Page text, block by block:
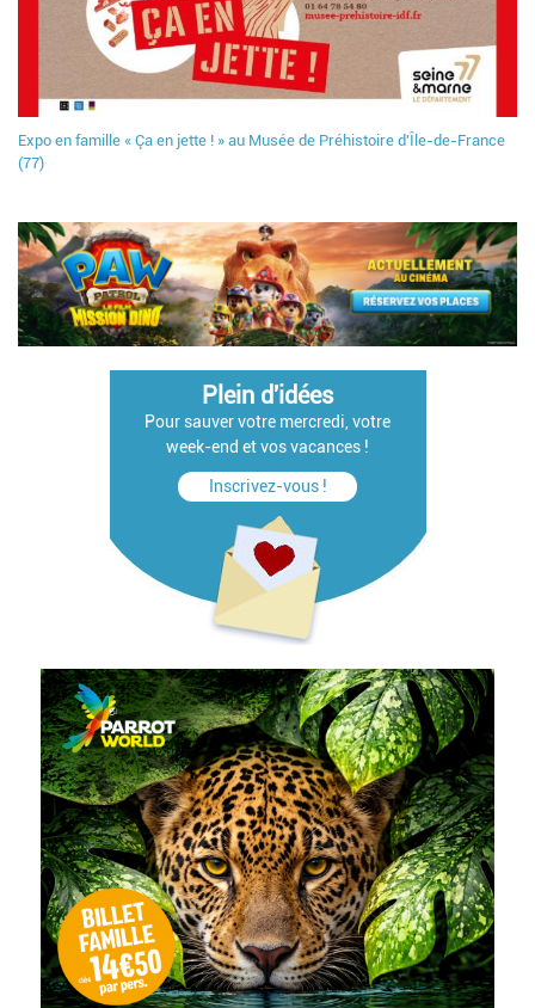
Expo en famille « Ça en jette ! » au Musée de Préhistoire d'Île-de-France
(77)
Plein d'idées
Pour sauver votre mercredi, votre
week-end et vos vacances !
Inscrivez-vous !